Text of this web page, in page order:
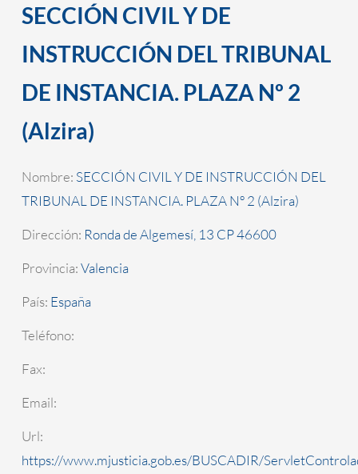
SECCIÓN CIVIL Y DE
INSTRUCCIÓN DEL TRIBUNAL
DE INSTANCIA. PLAZA Nº 2
(Alzira)
Nombre: SECCIÓN CIVIL Y DE INSTRUCCIÓN DEL
TRIBUNAL DE INSTANCIA. PLAZA Nº 2 (Alzira)
Dirección: Ronda de Algemesí, 13 CP 46600
Provincia:Valencia
País: España
Teléfono:
Fax:
Email:
Url:
https://www.mjusticia.gob.es/BUSCADIR/